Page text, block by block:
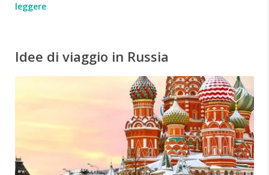
leggere
Idee di viaggio in Russia